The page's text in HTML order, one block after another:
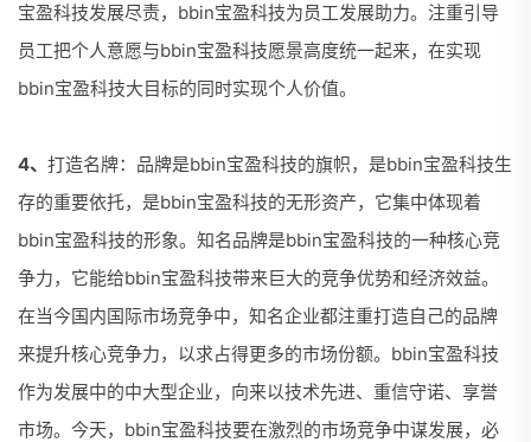
宝盈科技发展尽责，bbin宝盈科技为员工发展助力。注重引导
员工把个人意愿与bbin宝盈科技愿景高度统一起来，在实现
bbin宝盈科技大目标的同时实现个人价值。
4、 打造名牌：品牌是bbin宝盈科技的旗帜，是bbin宝盈科技生
存的重要依托，是bbin宝盈科技的无形资产，它集中体现着
bbin宝盈科技的形象。知名品牌是bbin宝盈科技的一种核心竞
争力，它能给bbin宝盈科技带来巨大的竞争优势和经济效益。
在当今国内国际市场竞争中，知名企业都注重打造自己的品牌
来提升核心竞争力，以求占得更多的市场份额。bbin宝盈科技
作为发展中的中大型企业，向来以技术先进、重信守诺、享誉
市场。今天，bbin宝盈科技要在激烈的市场竞争中谋发展，必